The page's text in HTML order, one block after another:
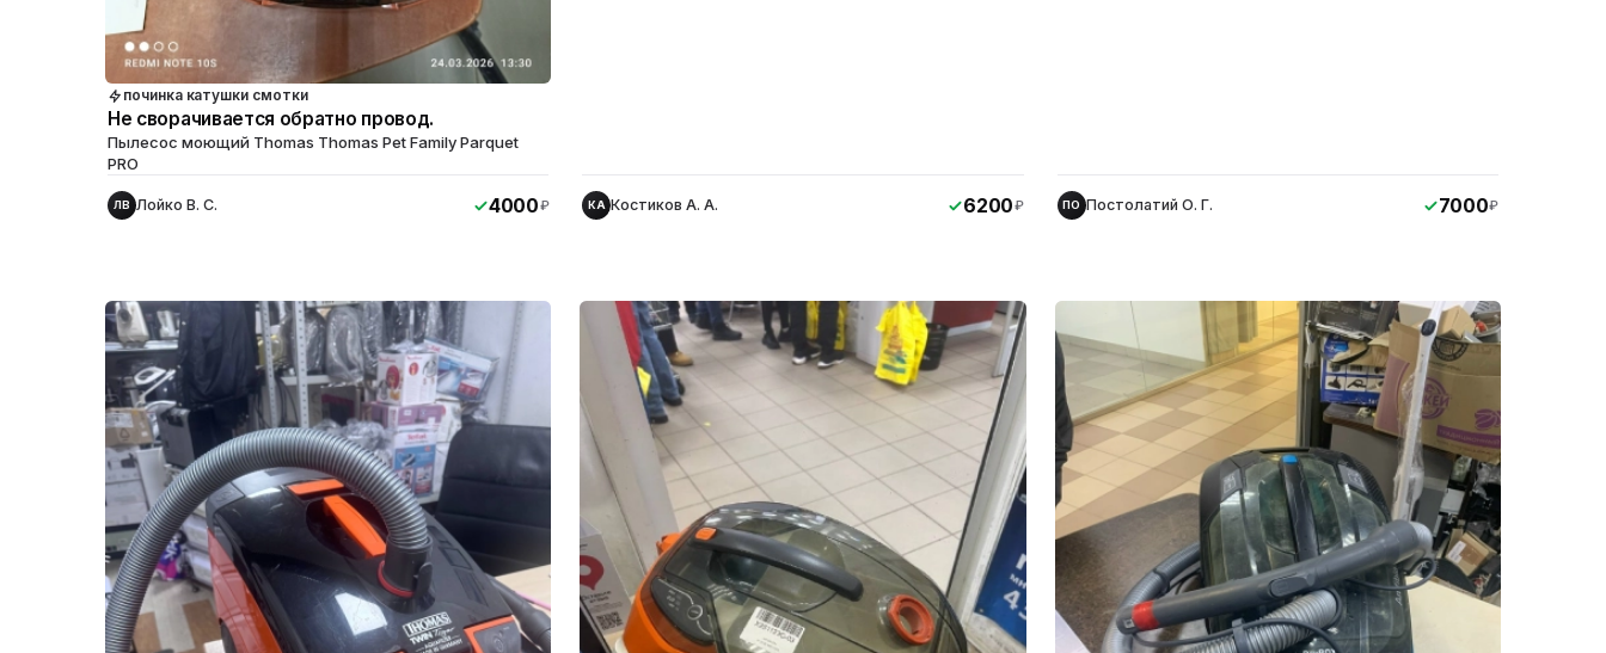
починка катушки смотки
Не сворачивается обратно провод.
Пылесос моющий Thomas Thomas Pet Family Parquet
PRO
ЛВ Лойко В. С. 4000₽ КА Костиков А. А. 6200₽ ПО Постолатий О. Г. 7000₽